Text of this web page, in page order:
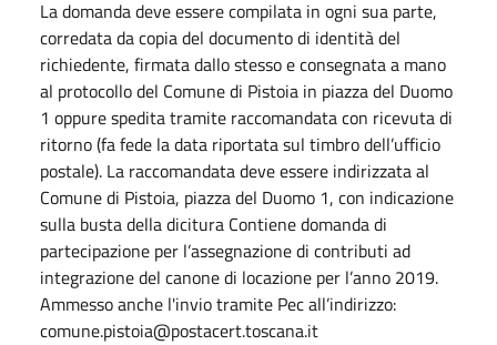
La domanda deve essere compilata in ogni sua parte,
corredata da copia del documento di identità del
richiedente, firmata dallo stesso e consegnata a mano
al protocollo del Comune di Pistoia in piazza del Duomo
1 oppure spedita tramite raccomandata con ricevuta di
ritorno (fa fede la data riportata sul timbro dell’ufficio
postale). La raccomandata deve essere indirizzata al
Comune di Pistoia, piazza del Duomo 1, con indicazione
sulla busta della dicitura Contiene domanda di
partecipazione per l’assegnazione di contributi ad
integrazione del canone di locazione per l’anno 2019.
Ammesso anche l'invio tramite Pec all’indirizzo:
comune.pistoia@postacert.toscana.it